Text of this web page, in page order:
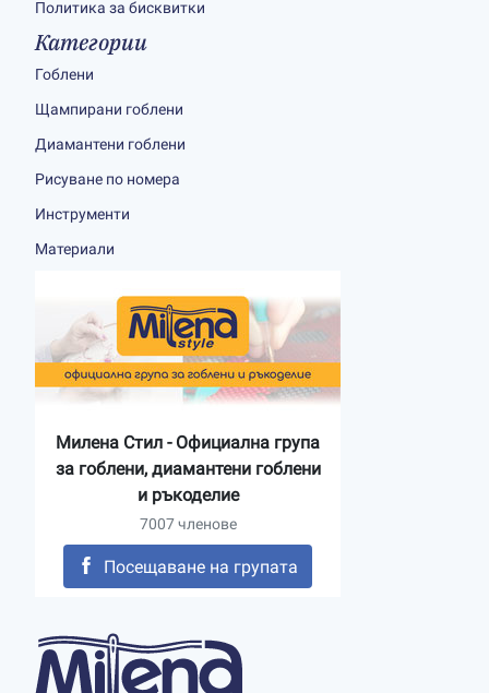
Политика за бисквитки
Категории
Гоблени
Щампирани гоблени
Диамантени гоблени
Рисуване по номера
Инструменти
Материали
Милена Стил - Официална група
за гоблени, диамантени гоблени
и ръкоделие
7007 членове
Посещаване на групата